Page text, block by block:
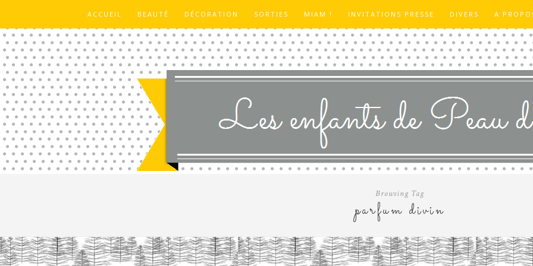
ACCUEIL BEAUTÉ DÉCORATION SORTIES MIAM ! INVITATIONS PRESSE DIVERS A
Browsing Tag
parfum divin